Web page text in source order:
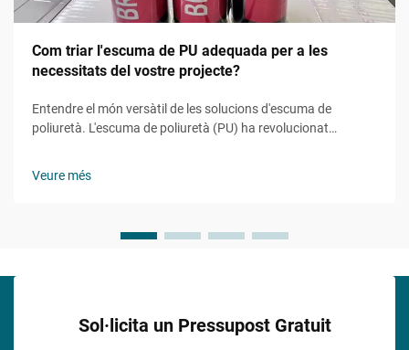
Com triar l'escuma de PU adequada per a les
necessitats del vostre projecte?
Entendre el món versàtil de les solucions d'escuma de
poliuretà. L'escuma de poliuretà (PU) ha revolucionat
Veure més
Sol·licita un Pressupost Gratuit